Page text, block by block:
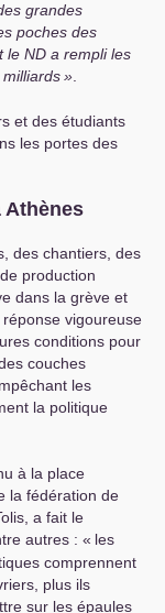
grandes
poches des
le ND a rempli les
»
et des étudiants
les portes des
Athènes
des chantiers, des
production
dans la grève et
vigoureuse
conditions pour
couches
les
la politique
à la place
la fédération de
a fait le
autres : « les
comprennent
plus ils
sur les épaules